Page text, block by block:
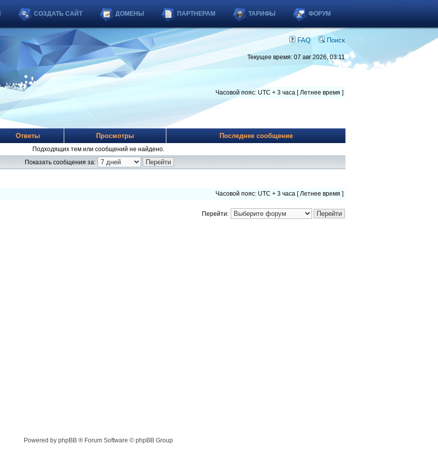
СОЗДАТЬ САЙТ ДОМЕНЫ ПАРТНЕРАМ ТАРИФЫ ФОРУМ
FAQ Поиск
Текущее время: 07 авг 2026, 03:11
Часовой пояс: UTC + 3 часа [ Летнее время ]
Ответы Просмотры Последнее сообщение
Подходящих тем или сообщений не найдено.
Показать сообщения за:
Часовой пояс: UTC + 3 часа [ Летнее время ]
Перейти:
Powered by phpBB ® Forum Software © phpBB Group